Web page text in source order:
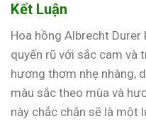
Kết Luận
Hoa hồng Albrecht
quyến rũ với sắc cam và
hương thơm nhẹ nhàng,
màu sắc theo mùa và
này chắc chắn sẽ là một